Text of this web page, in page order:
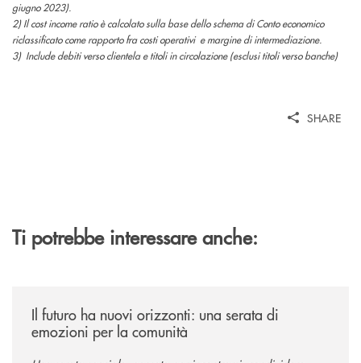
giugno 2023).
2) Il cost income ratio è calcolato sulla base dello schema di Conto economico
riclassificato come rapporto fra costi operativi e margine di intermediazione.
3) Include debiti verso clientela e titoli in circolazione (esclusi titoli verso banche)
SHARE
Ti potrebbe interessare anche:
Il futuro ha nuovi orizzonti: una serata di
emozioni per la comunità